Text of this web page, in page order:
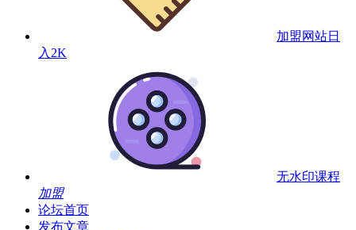
加盟网站日
入2K
无水印课程
加盟
论坛首页
发布文章